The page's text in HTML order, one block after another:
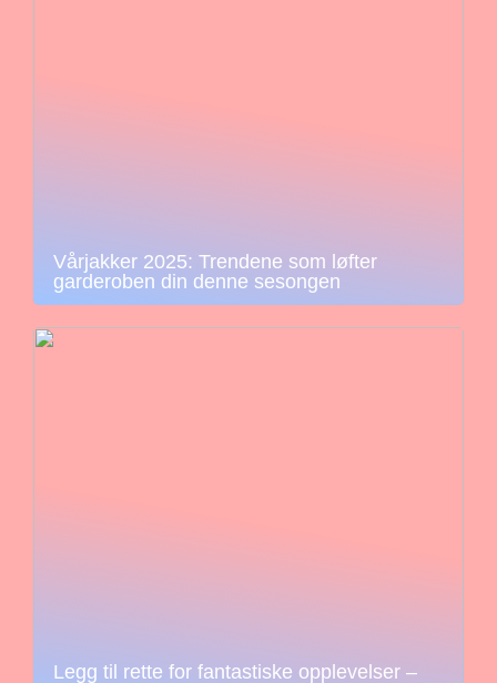
Vårjakker 2025: Trendene som løfter
garderoben din denne sesongen
Legg til rette for fantastiske opplevelser –